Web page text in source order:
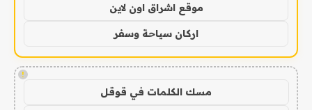
موقع اشراق اون لاين
اركان سياحة وسفر
!
مسك الكلمات في قوقل